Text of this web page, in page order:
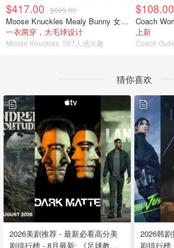
$417.00 $695.00
Moose Knuckles Mealy Bunny 女士双面穿连帽外套
一衣两穿，大毛球设计
Moose Knuckles 567人感兴趣
$108.00
Coach
上新
Coach
猜你喜欢
2026美剧推荐 - 最新必看高分美
剧排行榜 - 8月最新: 《​​足球教练
2026韩
剧排行榜